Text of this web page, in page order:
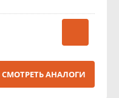
СМОТРЕТЬ АНАЛОГИ